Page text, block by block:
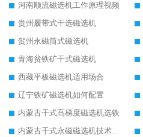
河南顺流磁选机工作原理视频
贵州履带式干选磁选机
贺州永磁筒式磁选机
青海贫铁矿干式磁选机
西藏平板磁选机适用场合
辽宁铁矿磁选机如何配置
内蒙古干式高梯度磁选机选铁
内蒙古干式永磁磁选机技术要求